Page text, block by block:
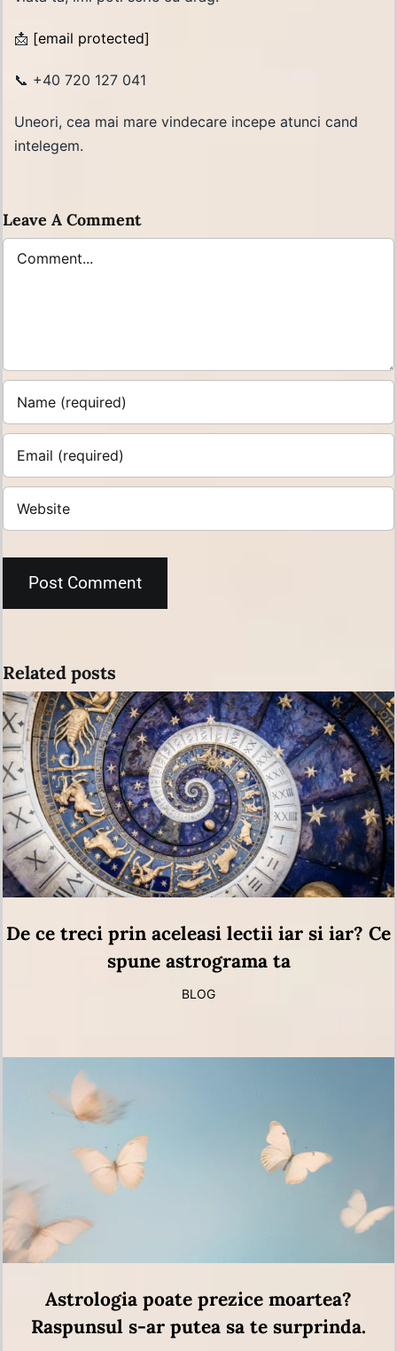
📩 [email protected]
📞 +40 720 127 041
Uneori, cea mai mare vindecare incepe atunci cand
intelegem.
Leave A Comment
Related posts
De ce treci prin aceleasi lectii iar si iar? Ce
spune astrograma ta
BLOG
Astrologia poate prezice moartea?
Raspunsul s-ar putea sa te surprinda.